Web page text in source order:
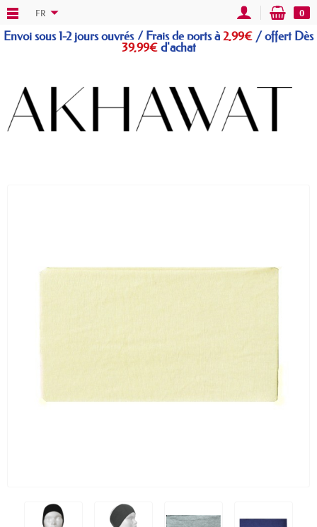
Envoi sous 1-2 jours ouvrés / Frais de ports à 2,99€ /offert Dès
39,99€d'achat
FR 0